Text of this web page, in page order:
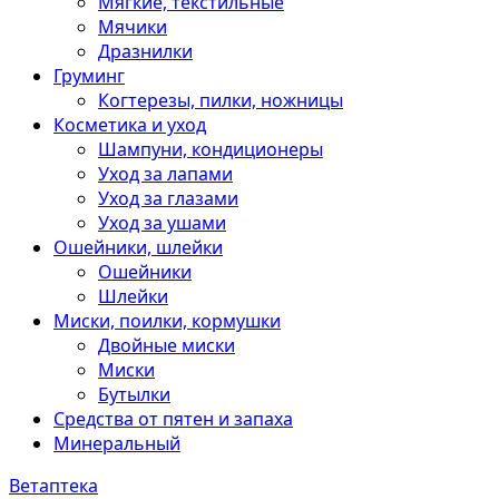
Мячики
Дразнилки
Груминг
Когтерезы, пилки, ножницы
Косметика и уход
Шампуни, кондиционеры
Уход за лапами
Уход за глазами
Уход за ушами
Ошейники, шлейки
Ошейники
Шлейки
Миски, поилки, кормушки
Двойные миски
Миски
Бутылки
Средства от пятен и запаха
Минеральный
Ветаптека